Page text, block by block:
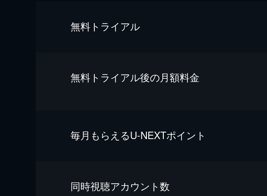
無料トライアル
無料トライアル後の⽉額料金
毎⽉もらえるU-NEXTポイント
同時視聴アカウント数